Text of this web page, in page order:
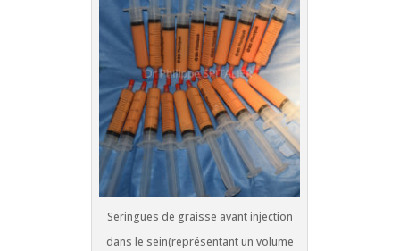
Seringues de graisse avant injection
dans le sein(représentant un volume